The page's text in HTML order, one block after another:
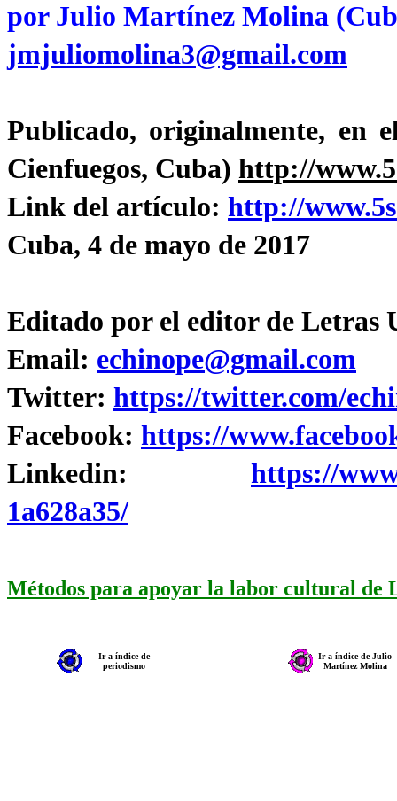
por Julio Martínez Molina
jmjuliomolina3@gmail.com
Publicado, originalmente, en
Cienfuegos, Cuba) http://
Link del artículo: http://
Cuba, 4 de mayo de 2017
Editado por el editor de Letras
Email: echinope@gmail.com
Twitter: https://twitter.com/
Facebook: https://
Linkedin: https://
1a628a35/
Métodos para apoyar la labor cultural de
Ir a índice de
periodismo
Ir a índice de Julio
Martínez Molina